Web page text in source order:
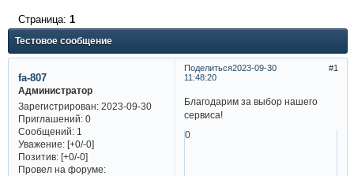
Тестовое сообщение
Страница: 1
Поделиться 1
2023-09-30
11:48:20
fa-807
Администратор
Зарегистрирован: 2023-09-30
Приглашений:0
Сообщений:1
Уважение: [+0/-0]
Позитив: [+0/-0]
Провел на форуме:
Благодарим за выбор нашего
сервиса!
0